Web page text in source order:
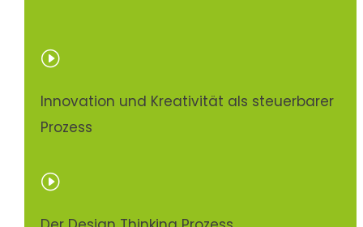
I
Innovation und Kreativität als steuerbarer
Prozess
I